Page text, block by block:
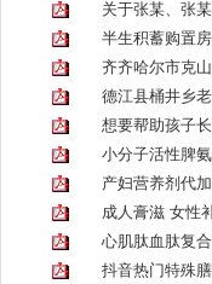
关于张某、张
半生积蓄购置
齐齐哈尔市克
德江县桶井乡
想要帮助孩子
小分子活性脾
产妇营养剂代
成人膏滋 女性
心肌肽血肽复
抖音热门特殊